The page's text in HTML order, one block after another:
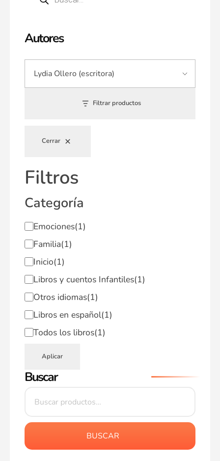
Autores
Filtrar productos
Cerrar
Filtros
Categoría
Emociones(1)
Familia(1)
Inicio(1)
Libros y cuentos Infantiles(1)
Otros idiomas(1)
Libros en español(1)
Todos los libros(1)
Aplicar
Buscar
BUSCAR